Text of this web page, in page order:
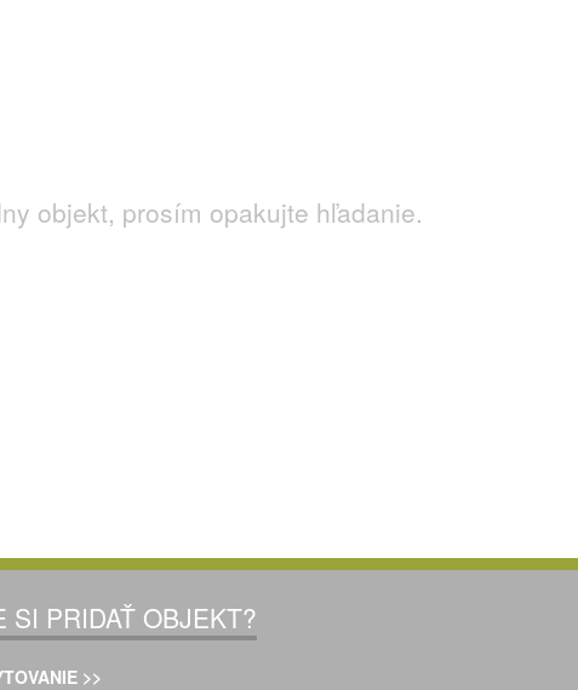
objekt, prosím opakujte hľadanie.
SI PRIDAŤ OBJEKT?
>>